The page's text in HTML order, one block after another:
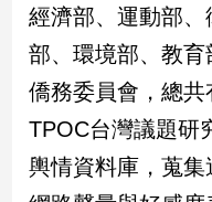
國
焦
點
觀
點
經濟部、運動部
部、環境部、教育
僑務委員會，總共
TPOC台灣議題研
輿情資料庫，蒐